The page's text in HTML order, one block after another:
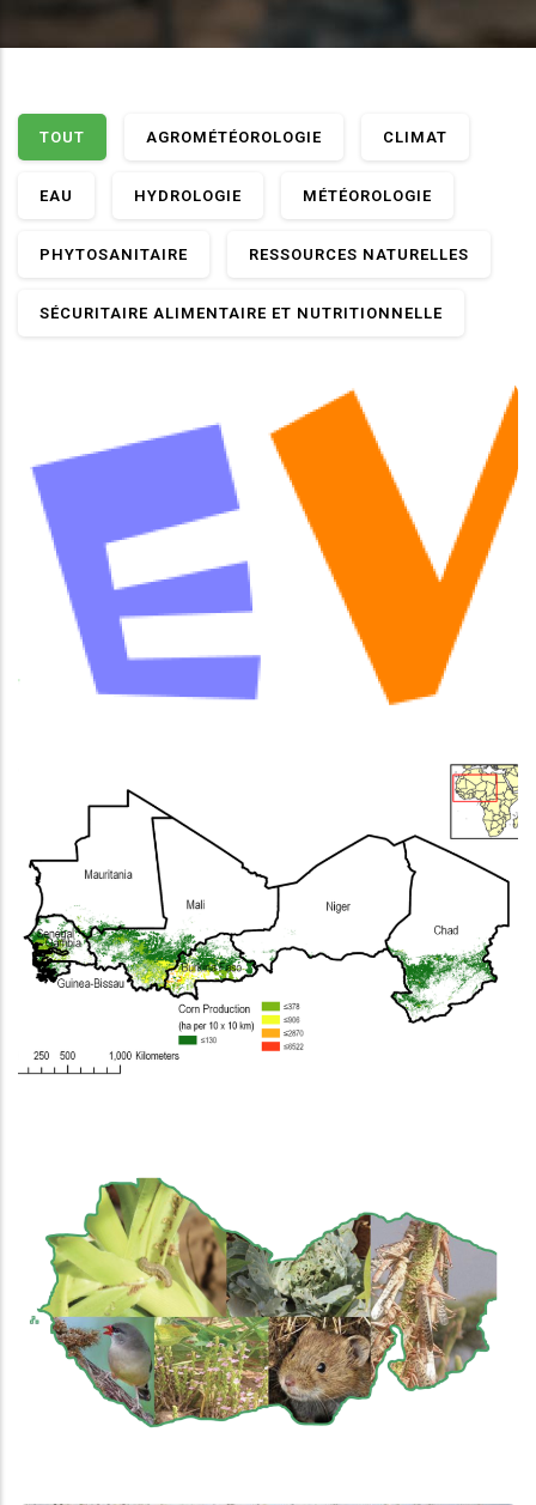
TOUT AGROMÉTÉOROLOGIE CLIMAT
EAU HYDROLOGIE MÉTÉOROLOGIE
PHYTOSANITAIRE RESSOURCES NATURELLES
SÉCURITAIRE ALIMENTAIRE ET NUTRITIONNELLE
Test connaissances
Traitement Chenille Légionnaire du Maîs
AGROMÉTÉOROLOGIE
NOTE SPECIALE D’ALERTE SUR LA
SITUATION ACRIDENNE DANS LES PAYS
DE LA LIGNE DE FRONT DU CRIQUET
PELERIN AU SAHEL